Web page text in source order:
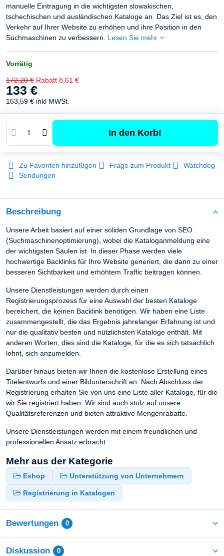
manuelle Eintragung in die wichtigsten slowakischen,
tschechischen und ausländischen Kataloge an. Das Ziel ist es, den
Verkehr auf Ihrer Website zu erhöhen und ihre Position in den
Suchmaschinen zu verbessern. Lesen Sie mehr
Vorrätig
172,20 € Rabatt 8,61 €
133 €
163,59 € inkl MWSt.
In den Korb!
Zu Favoriten hinzufügen Frage zum Produkt
Watchdog
Sendungen
Beschreibung
Unsere Arbeit basiert auf einer soliden Grundlage von SEO
(Suchmaschinenoptimierung), wobei die Kataloganmeldung eine
der wichtigsten Säulen ist. In dieser Phase werden viele
hochwertige Backlinks für Ihre Website generiert, die dann zu einer
besseren Sichtbarkeit und erhöhtem Traffic beitragen können.
Unsere Dienstleistungen werden durch einen
Registrierungsprozess für eine Auswahl der besten Kataloge
bereichert, die keinen Backlink benötigen. Wir haben eine Liste
zusammengestellt, die das Ergebnis jahrelanger Erfahrung ist und
nur die qualitativ besten und nützlichsten Kataloge enthält. Mit
anderen Worten, dies sind die Kataloge, für die es sich tatsächlich
lohnt, sich anzumelden.
Darüber hinaus bieten wir Ihnen die kostenlose Erstellung eines
Titelentwurfs und einer Bildunterschrift an. Nach Abschluss der
Registrierung erhalten Sie von uns eine Liste aller Kataloge, für die
wir Sie registriert haben. Wir sind auch stolz auf unsere
Qualitätsreferenzen und bieten attraktive Mengenrabatte.
Unsere Dienstleistungen werden mit einem freundlichen und
professionellen Ansatz erbracht.
Mehr aus der Kategorie
Eshop Unterstützung von Unternehmern
Registrierung in Katalogen
Bewertungen 0
Diskussion 0